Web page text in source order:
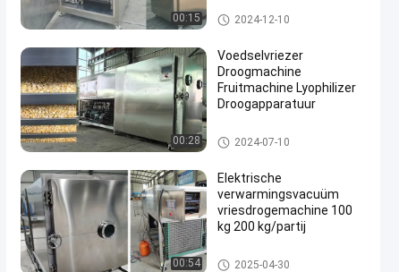
00:15
Vriesmachine voor gedroogd f
ruit
2024-12-10
00:28
Voedselvriezer
Droogmachine
Fruitmachine Lyophilizer
Droogapparatuur
Vriesmachine voor gedroogd f
ruit
2024-07-10
00:54
Elektrische
verwarmingsvacuüm
vriesdrogemachine 100
kg 200 kg/partij
Vriesmachine voor gedroogd f
2025-04-30